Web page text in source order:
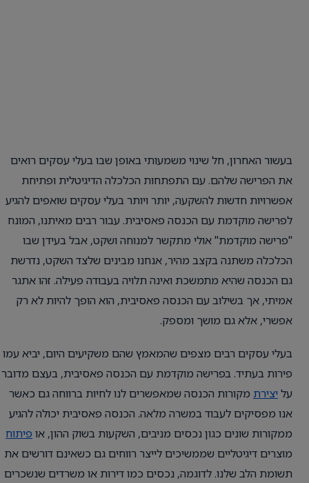
בעשור האחרון, חל שינוי משמעותי באופן שבו בעלי עסקים רואים
את הפרישה שלהם. עם התפתחות הכלכלה הדיגיטלית ופתיחת
אפשרויות חדשות להשקעה, יותר ויותר בעלי עסקים שואפים להגיע
לפרישה מוקדמת עם הכנסה פאסיבית. עבור רבים מאיתנו, המונח
"פרישה מוקדמת" אולי מתקשר למנוחה ושקט, אבל בעידן שבו
הכלכלה משתנה בקצב מהיר, אנחנו מבינים שלצד השקט, נדרשת
גם הכנסה שהיא מתמשכת ואינה תלויה בעבודה פעילה. זהו אתגר
אמיתי, אך בשילוב עם הכנסה פאסיבית, הוא הופך להיות לא רק
אפשרי, אלא גם מושך ומספק.
בעלי עסקים רבים מצפים שהמאמץ שהם משקיעים היום, יביא עמו
פירות בעתיד. בפרישה מוקדמת עם הכנסה פאסיבית, בעצם מדובר
על יצירת מקורות הכנסה שמאפשרים לנו לחיות ברווחה גם כאשר
אנו מפסיקים לעבוד במשרה מלאה. הכנסה פאסיבית יכולה להגיע
ממקורות שונים כגון נכסים מניבים, השקעות בשוק ההון, או פיתוח
מוצרים דיגיטליים שממשיכים לייצר רווחים גם כשאינם דורשים את
תשומת הלב שלנו. לדוגמה, נכסים כמו דירות או משרדים שנשכרים